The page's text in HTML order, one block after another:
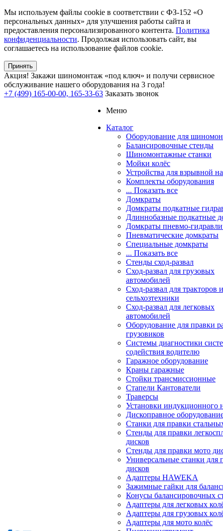
Мы используем файлы cookie в соответствии с ФЗ-152 «О
персональных данных» для улучшения работы сайта и
предоставления персонализированного контента. Политика
конфиденциальности. Продолжая использовать сайт, вы
соглашаетесь на использование файлов cookie.
Принять
Акция! Закажи шиномонтаж «под ключ» и получи сервисное
обслуживание нашего оборудования на 3 года!
+7 (499) 165-00-00, 165-33-63 Заказать звонок
Меню
Каталог
Оборудование для
Балансировочные стенды
Шиномонтажные станки
Мойки колёс
Устройства для взрывной
Комплекты оборудования
... Показать все
Домкраты
Домкраты подкатные
Длиннобазные подкатные
Домкраты пневмо-
Пневматические домкраты
Специальные домкраты
... Показать все
Стенды сход-развал
Сход-развал для грузовых
автомобилей
Сход-развал для тракторов и
сельхозтехники
Сход-развал для легковых
автомобилей
Оборудование для правки
грузовиков
Системы диагностики
содействия водителю
Гаражное оборудование
Краны гаражные
Стойки трансмиссионные
Стапели Кантователи
Траверсы
Установки индукционного
Дископравное
Станки для правки
Стенды для правки
дисков
Стенды для правки мото
Универсальные станки для
дисков
Адаптеры HAWEKA
Зажимные гайки для
Конусы балансировочных
Адаптеры для легковых
Адаптеры для грузовых
Адаптеры для мото колёс